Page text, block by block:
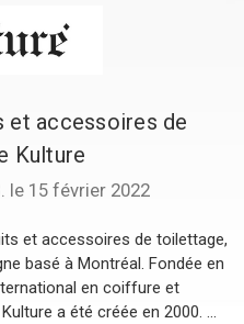
et accessoires de
Kulture
le 15 février 2022
et accessoires de toilettage,
basé à Montréal. Fondée en
en coiffure et
a été créée en 2000. ...